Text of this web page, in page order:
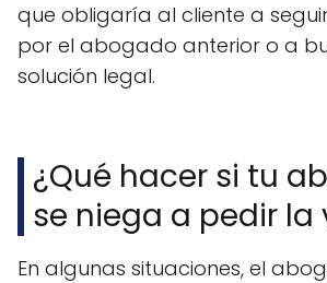
que obligaría al cliente a
por el abogado anterior o a
solución legal.
¿Qué hacer si tu
se niega a pedir la
En algunas situaciones, el